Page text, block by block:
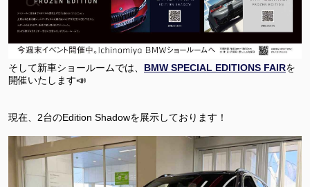
そして新車ショールームでは、 BMW SPECIAL EDITIONS FAIRを
開催いたします📣
現在、2台のEdition Shadowを展示しております！